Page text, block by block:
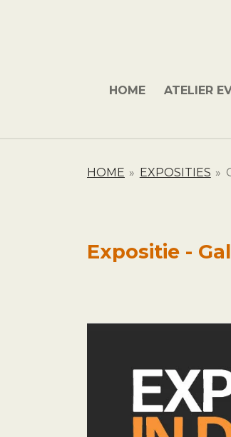
HOME ATELIER
HOME » EXPOSITIES »
Expositie -